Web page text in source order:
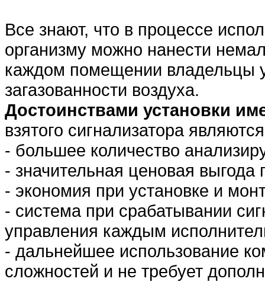
Все знают, что в процессе
организму можно нанести
каждом помещении владельцы
загазованности воздуха.
Достоинствами установки
взятого сигнализатора
- большее количество
- значительная ценовая
- экономия при установке и
- система при срабатывании
управления каждым
- дальнейшее использование
сложностей и не требует